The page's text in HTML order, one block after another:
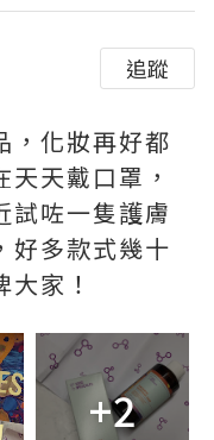
追蹤
，化妝再好都
天戴口罩，
試咗一隻護膚
好多款式幾十
家！
+2